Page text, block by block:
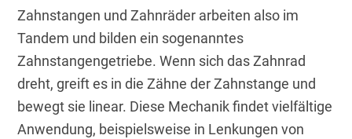
Zahnstangen und Zahnräder arbeiten also im
Tandem und bilden ein sogenanntes
Zahnstangengetriebe. Wenn sich das Zahnrad
dreht, greift es in die Zähne der Zahnstange und
bewegt sie linear. Diese Mechanik findet vielfältige
Anwendung, beispielsweise in Lenkungen von